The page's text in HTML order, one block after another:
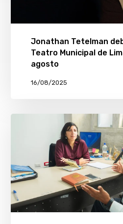
Jonathan Tetelman
Teatro Municipal de
agosto
16/08/2025